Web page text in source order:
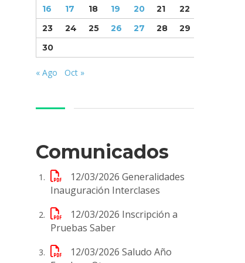
16 17 18 19 20 21
22
23
24 25 26 27 28
29
30
« Ago Oct »
Comunicados
12/03/2026 Generalidades
Inauguración Interclases
12/03/2026 Inscripción a
Pruebas Saber
12/03/2026 Saludo Año